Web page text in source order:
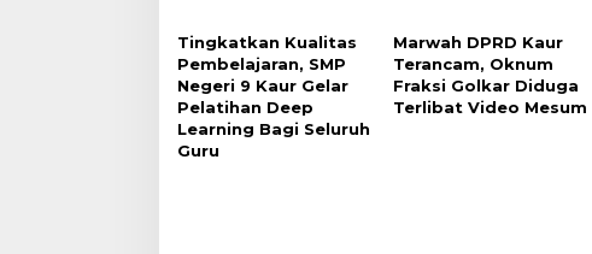
Tingkatkan Kualitas
Pembelajaran, SMP
Negeri 9 Kaur Gelar
Pelatihan Deep
Learning Bagi Seluruh
Guru
Marwah DPRD Kaur
Terancam, Oknum
Fraksi Golkar Diduga
Terlibat Video Mesum